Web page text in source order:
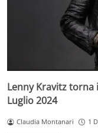
Lenny Kravitz torna
Luglio 2024
Claudia Montanari 1